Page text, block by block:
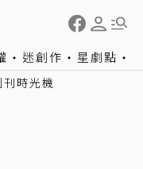
迷創作 星劇點
刊時光機